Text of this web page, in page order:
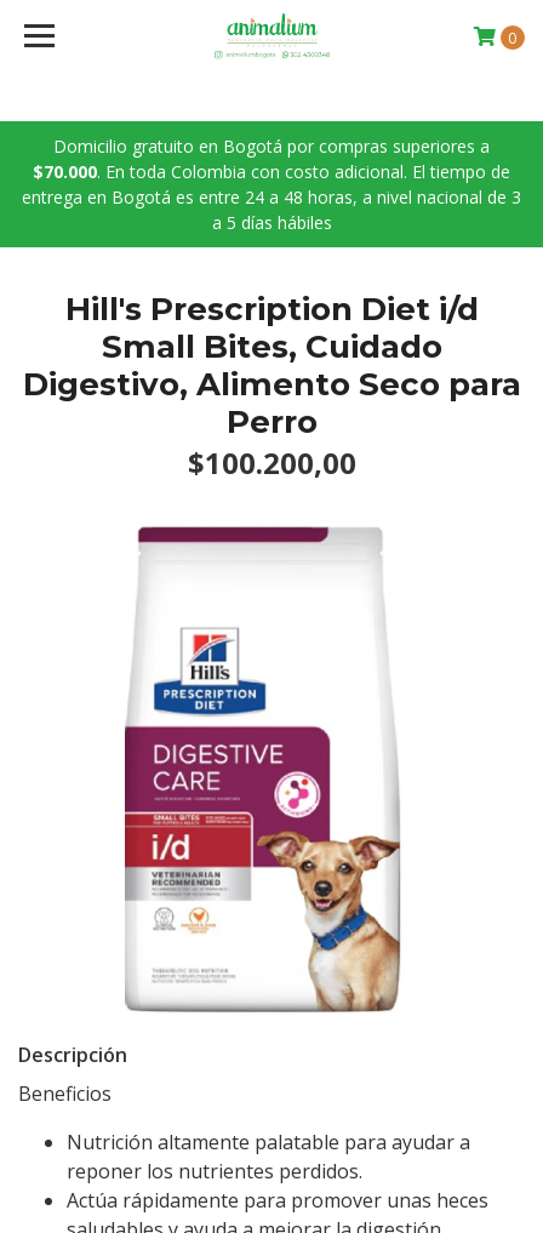
Domicilio gratuito en Bogotá por compras superiores a
$70.000. En toda Colombia con costo adicional. El tiempo de
entrega en Bogotá es entre 24 a 48 horas, a nivel nacional de 3
a 5 días hábiles
0
Hill's Prescription Diet i/d
Small Bites, Cuidado
Digestivo, Alimento Seco para
Perro
$100.200,00
Descripción
Beneficios
Nutrición altamente palatable para ayudar a
reponer los nutrientes perdidos.
Actúa rápidamente para promover unas heces